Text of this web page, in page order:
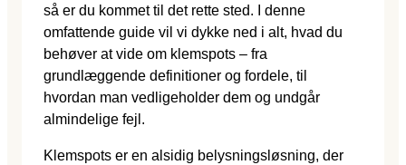
så er du kommet til det rette sted. I denne
omfattende guide vil vi dykke ned i alt, hvad du
behøver at vide om klemspots – fra
grundlæggende definitioner og fordele, til
hvordan man vedligeholder dem og undgår
almindelige fejl.
Klemspots er en alsidig belysningsløsning, der